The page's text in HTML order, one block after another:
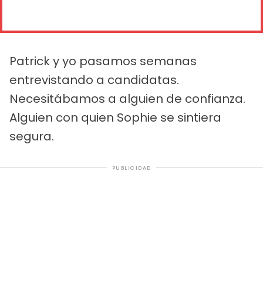
Patrick y yo pasamos semanas
entrevistando a candidatas.
Necesitábamos a alguien de confianza.
Alguien con quien Sophie se sintiera
segura.
PUBLICIDAD